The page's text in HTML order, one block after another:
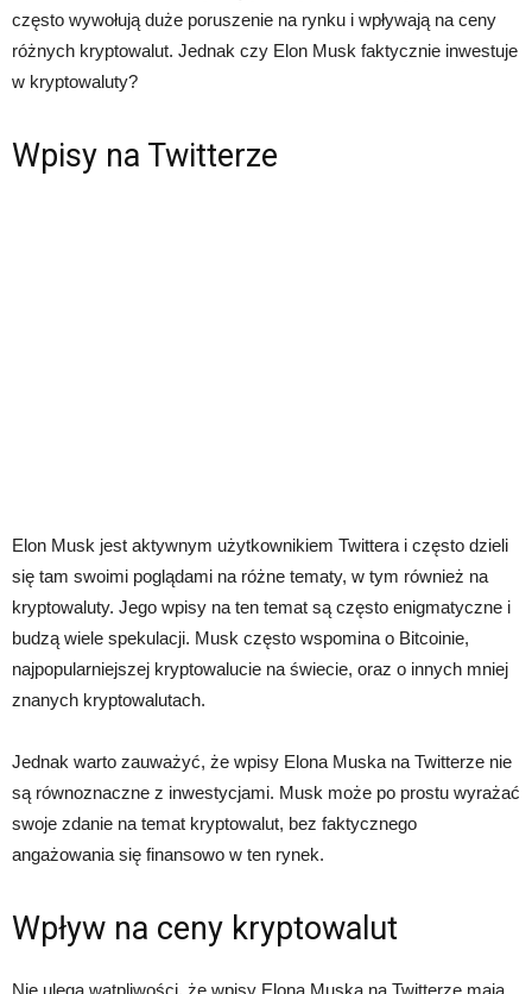
często wywołują duże poruszenie na rynku i wpływają na ceny
różnych kryptowalut. Jednak czy Elon Musk faktycznie inwestuje
w kryptowaluty?
Wpisy na Twitterze
Elon Musk jest aktywnym użytkownikiem Twittera i często dzieli
się tam swoimi poglądami na różne tematy, w tym również na
kryptowaluty. Jego wpisy na ten temat są często enigmatyczne i
budzą wiele spekulacji. Musk często wspomina o Bitcoinie,
najpopularniejszej kryptowalucie na świecie, oraz o innych mniej
znanych kryptowalutach.
Jednak warto zauważyć, że wpisy Elona Muska na Twitterze nie
są równoznaczne z inwestycjami. Musk może po prostu wyrażać
swoje zdanie na temat kryptowalut, bez faktycznego
angażowania się finansowo w ten rynek.
Wpływ na ceny kryptowalut
Nie ulega wątpliwości, że wpisy Elona Muska na Twitterze mają